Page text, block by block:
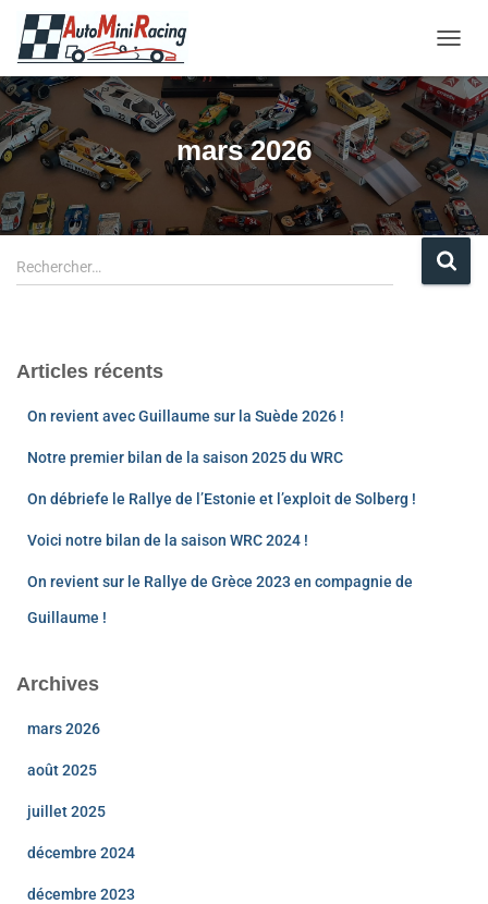
mars 2026
Rechercher…
Articles récents
On revient avec Guillaume sur la Suède 2026 !
Notre premier bilan de la saison 2025 du WRC
On débriefe le Rallye de l’Estonie et l’exploit de Solberg !
Voici notre bilan de la saison WRC 2024 !
On revient sur le Rallye de Grèce 2023 en compagnie de
Guillaume !
Archives
mars 2026
août 2025
juillet 2025
décembre 2024
décembre 2023